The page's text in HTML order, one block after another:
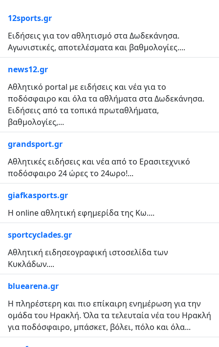
12sports.gr
Ειδήσεις για τον αθλητισμό στα Δωδεκάνησα.
Αγωνιστικές, αποτελέσματα και βαθμολογίες....
news12.gr
Αθλητικό portal με ειδήσεις και νέα για το
ποδόσφαιρο και όλα τα αθλήματα στα Δωδεκάνησα.
Ειδήσεις από τα τοπικά πρωταθλήματα,
βαθμολογίες,...
grandsport.gr
Αθλητικές ειδήσεις και νέα από το Ερασιτεχνικό
ποδόσφαιρο 24 ώρες το 24ωρο!...
giafkasports.gr
Η online αθλητική εφημερίδα της Κω....
sportcyclades.gr
Αθλητική ειδησεογραφική ιστοσελίδα των
Κυκλάδων....
bluearena.gr
Η πληρέστερη και πιο επίκαιρη ενημέρωση για την
ομάδα του Ηρακλή. Όλα τα τελευταία νέα του Ηρακλή
για ποδόσφαιρο, μπάσκετ, βόλει, πόλο και όλα...